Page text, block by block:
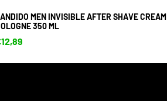
MEN INVISIBLE AFTER SHAVE CREAM
350 ML